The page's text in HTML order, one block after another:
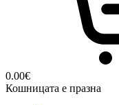
0.00€
Кошницата е празна